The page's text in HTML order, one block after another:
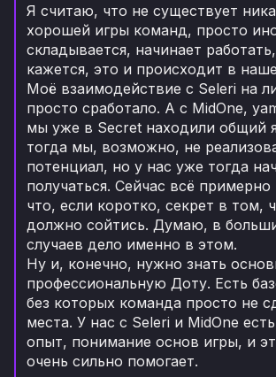
Я считаю, что не существует
хорошей игры команд, просто
складывается, начинает
кажется, это и происходит в
Моё взаимодействие с Seleri на
просто сработало. А с MidOne,
мы уже в Secret находили общий
тогда мы, возможно, не
потенциал, но у нас уже тогда
получаться. Сейчас всё
что, если коротко, секрет в том,
должно сойтись. Думаю, в
случаев дело именно в этом.
Ну и, конечно, нужно знать
профессиональную Доту. Есть
без которых команда просто не
места. У нас с Seleri и MidOne
опыт, понимание основ игры, и
очень сильно помогает.